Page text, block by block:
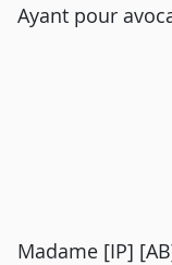
Ayant pour
Madame [IP]